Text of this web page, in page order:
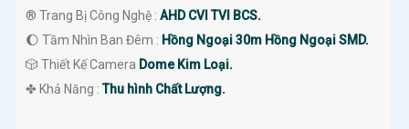
®️ Trang Bị Công Nghệ : AHD CVI TVI BCS.
🌔 Tầm Nhìn Ban Đêm : Hồng Ngoại 30m Hồng Ngoại SMD.
🎲 Thiết Kế Camera Dome Kim Loại.
️✤ Khả Năng :Thu hình Chất Lượng.